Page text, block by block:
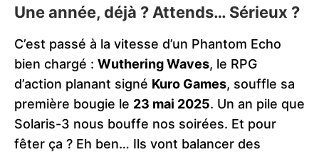
Une année, déjà ? Attends… Sérieux ?
C’est passé à la vitesse d’un Phantom Echo
bien chargé : Wuthering Waves, le RPG
d’action planant signé Kuro Games, souffle sa
première bougie le 23 mai 2025. Un an pile que
Solaris-3 nous bouffe nos soirées. Et pour
fêter ça ? Eh ben… Ils vont balancer des